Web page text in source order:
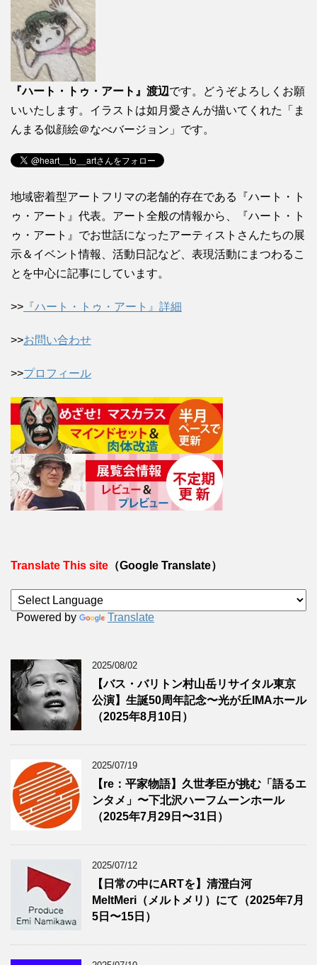
『ハート・トゥ・アート』渡辺です。どうぞよろしくお願
いいたします。イラストは如月愛さんが描いてくれた「ま
んまる似顔絵＠なべバージョン」です。
地域密着型アートフリマの老舗的存在である『ハート・ト
ゥ・アート』代表。アート全般の情報から、『ハート・ト
ゥ・アート』でお世話になったアーティストさんたちの展
示＆イベント情報、活動日記など、表現活動にまつわるこ
とを中心に記事にしています。
>> 『ハート・トゥ・アート』詳細
>>お問い合わせ
>>プロフィール
Translate This site （Google Translate）
Powered by Translate
2025/08/02
【バス・バリトン村山岳リサイタル東京
公演】生誕50周年記念〜光が丘IMAホール
（2025年8月10日）
2025/07/19
【re：平家物語】久世孝臣が挑む「語るエ
ンタメ」〜下北沢ハーフムーンホール
（2025年7月29日〜31日）
2025/07/12
【日常の中にARTを】清澄白河
MeltMeri（メルトメリ）にて（2025年7月
5日〜15日）